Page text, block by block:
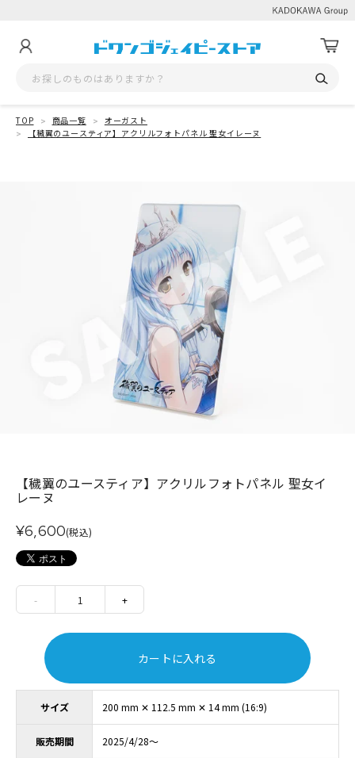
TOP 商品一覧
オーガスト
【穢翼のユースティア】アクリルフォトパネル 聖女イレーヌ
サイズ 200 mm ✕ 112.5 mm ✕ 14 mm (16:9)
販売期間 2025/4/28～
【穢翼のユースティア】アクリルフォトパネル 聖女イ
レーヌ
¥6,600(税込)
- 1 +
カートに入れる